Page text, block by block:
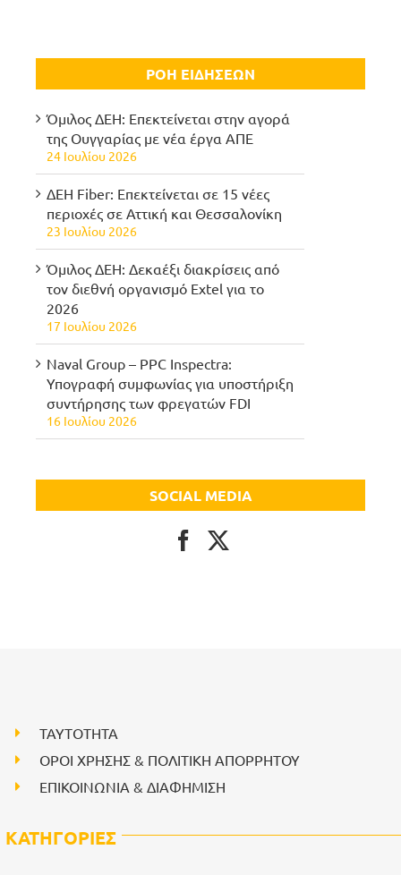
ΡΟΗ ΕΙΔΗΣΕΩΝ
Όμιλος ΔΕΗ: Επεκτείνεται στην αγορά
της Ουγγαρίας με νέα έργα ΑΠΕ
24 Ιουλίου 2026
ΔΕΗ Fiber: Επεκτείνεται σε 15 νέες
περιοχές σε Αττική και Θεσσαλονίκη
23 Ιουλίου 2026
Όμιλος ΔΕΗ: Δεκαέξι διακρίσεις από
τον διεθνή οργανισμό Extel για το
2026
17 Ιουλίου 2026
Naval Group – PPC Inspectra:
Υπογραφή συμφωνίας για υποστήριξη
συντήρησης των φρεγατών FDI
16 Ιουλίου 2026
SOCIAL MEDIA
ΤΑΥΤΟΤΗΤΑ
ΟΡΟΙ ΧΡΗΣΗΣ & ΠΟΛΙΤΙΚΗ ΑΠΟΡΡΗΤΟΥ
ΕΠΙΚΟΙΝΩΝΙΑ & ΔΙΑΦΗΜΙΣΗ
ΚΑΤΗΓΟΡΙΕΣ